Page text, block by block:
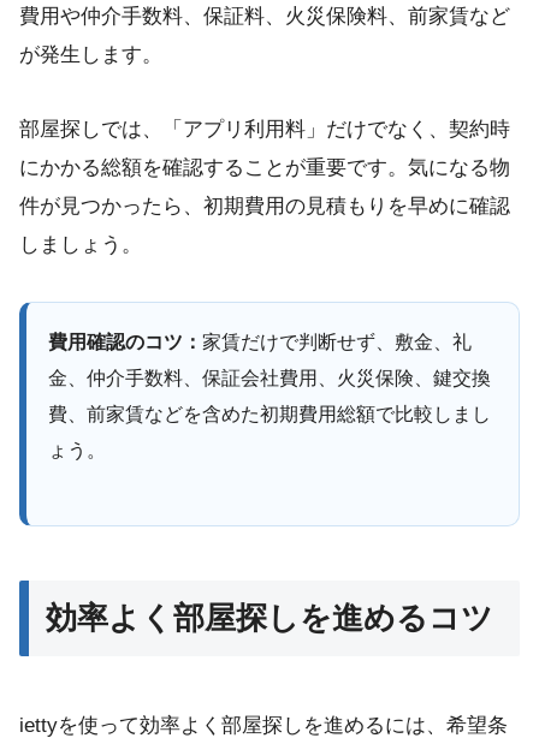
費用や仲介手数料、保証料、火災保険料、前家賃など
が発生します。
部屋探しでは、「アプリ利用料」だけでなく、契約時
にかかる総額を確認することが重要です。気になる物
件が見つかったら、初期費用の見積もりを早めに確認
しましょう。
費用確認のコツ： 家賃だけで判断せず、敷金、礼
金、仲介手数料、保証会社費用、火災保険、鍵交換
費、前家賃などを含めた初期費用総額で比較しまし
ょう。
効率よく部屋探しを進めるコツ
iettyを使って効率よく部屋探しを進めるには、希望条